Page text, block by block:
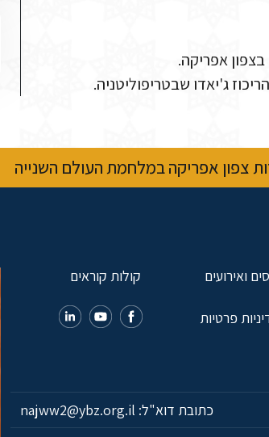
צפון אפריקה במלחמת העולם השנייה
ואירועים קולות קוראים
פרטיות
כתובת דוא"ל: najww2@ybz.org.il